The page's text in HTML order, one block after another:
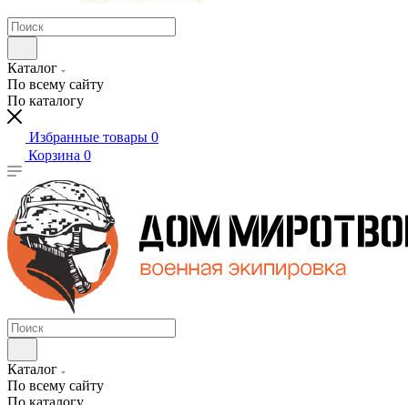
Каталог
По всему сайту
По каталогу
Избранные товары 0
Корзина 0
Каталог
По всему сайту
По каталогу